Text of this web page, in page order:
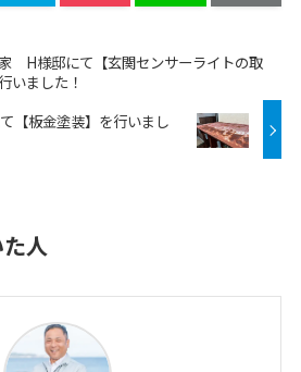
H様邸にて【玄関センサーライトの取
いました！
【板金塗装】を行いまし
人